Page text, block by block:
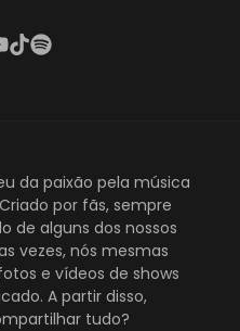
da paixão pela música
por fãs, sempre
de alguns dos nossos
vezes, nós mesmas
e vídeos de shows
A partir disso,
tudo?